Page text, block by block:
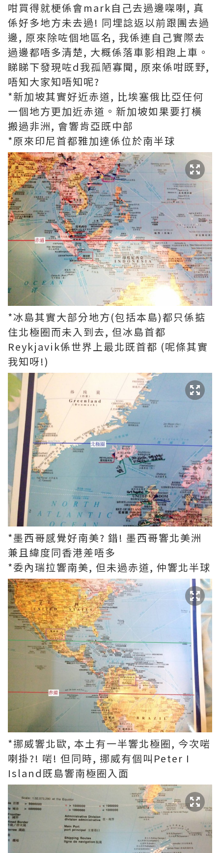
咁買得就梗係會mark自己去過邊㗎喇, 真
係好多地方未去過! 同埋諗返以前跟團去過
邊, 原來除咗個地區名, 我係連自己實際去
過邊都唔多清楚, 大概係落車影相跑上車。
睇睇下發現咗d我孤陋寡聞, 原來係咁既野,
唔知大家知唔知呢?
*新加坡其實好近赤道, 比埃塞俄比亞任何
一個地方更加近赤道。新加坡如果要打橫
搬過非洲, 會響肯亞既中部
*原來印尼首都雅加達係位於南半球
*冰島其實大部分地方(包括本島)都只係掂
住北極圈而未入到去, 但冰島首都
Reykjavik係世界上最北既首都 (呢條其實
我知呀!)
*墨西哥感覺好南美? 錯! 墨西哥響北美洲
兼且緯度同香港差唔多
*委內瑞拉響南美, 但未過赤道, 仲響北半球
*挪威響北歐, 本土有一半響北極圈, 今次啱
喇掛?! 啱! 但同時, 挪威有個叫Peter I
Island既島響南極圈入面